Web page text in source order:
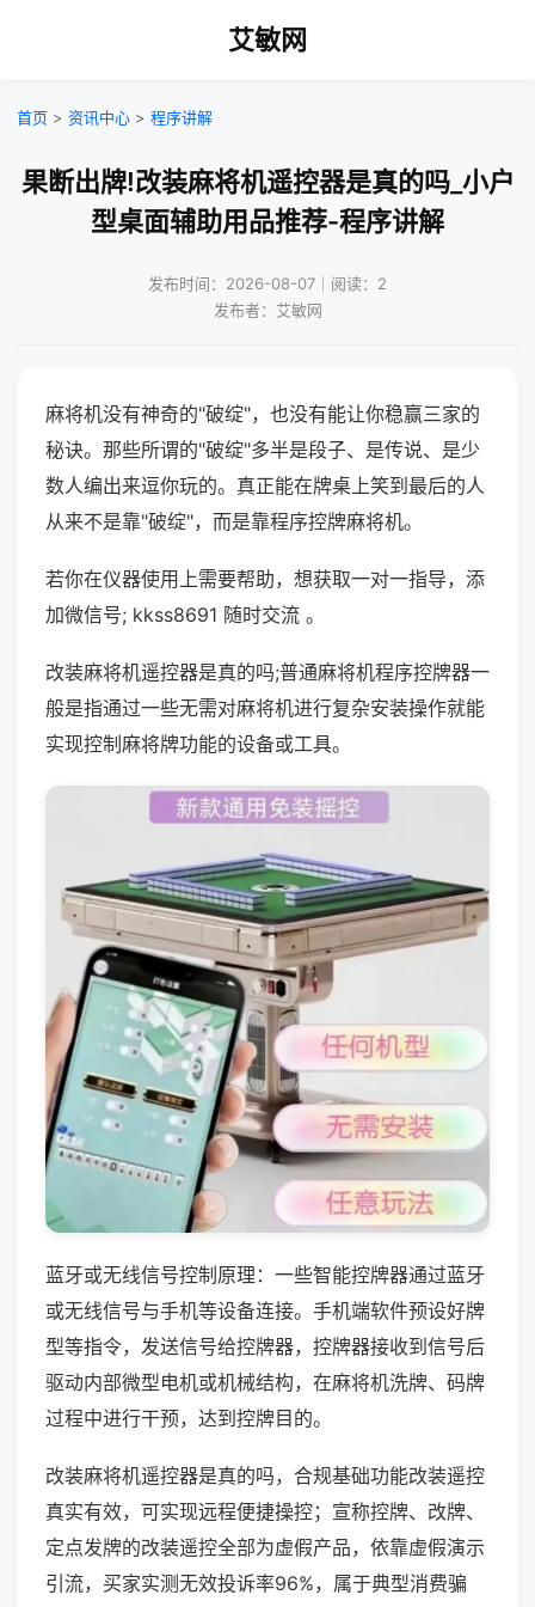
艾敏网
首页 > 资讯中心 > 程序讲解
果断出牌!改装麻将机遥控器是真的吗_小户
型桌面辅助用品推荐-程序讲解
发布时间：2026-08-07｜阅读：2
发布者：艾敏网
麻将机没有神奇的"破绽"，也没有能让你稳赢三家的
秘诀。那些所谓的"破绽"多半是段子、是传说、是少
数人编出来逗你玩的。真正能在牌桌上笑到最后的人
从来不是靠"破绽"，而是靠程序控牌麻将机。
若你在仪器使用上需要帮助，想获取一对一指导，添
加微信号; kkss8691 随时交流 。
改装麻将机遥控器是真的吗;普通麻将机程序控牌器一
般是指通过一些无需对麻将机进行复杂安装操作就能
实现控制麻将牌功能的设备或工具。
蓝牙或无线信号控制原理：一些智能控牌器通过蓝牙
或无线信号与手机等设备连接。手机端软件预设好牌
型等指令，发送信号给控牌器，控牌器接收到信号后
驱动内部微型电机或机械结构，在麻将机洗牌、码牌
过程中进行干预，达到控牌目的。
改装麻将机遥控器是真的吗，合规基础功能改装遥控
真实有效，可实现远程便捷操控；宣称控牌、改牌、
定点发牌的改装遥控全部为虚假产品，依靠虚假演示
引流，买家实测无效投诉率96%，属于典型消费骗